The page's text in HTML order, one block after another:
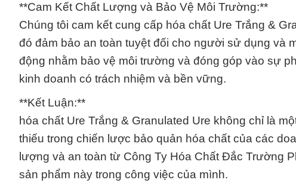
**Cam Kết Chất Lượng và Bảo Vệ Môi Trường:**
Chúng tôi cam kết cung cấp hóa chất Ure Trắng &
đó đảm bảo an toàn tuyệt đối cho người sử dụng và
động nhằm bảo vệ môi trường và đóng góp vào sự
kinh doanh có trách nhiệm và bền vững.
**Kết Luận:**
hóa chất Ure Trắng & Granulated Ure không chỉ là
thiếu trong chiến lược bảo quản hóa chất của các
lượng và an toàn từ Công Ty Hóa Chất Đắc Trường
sản phẩm này trong công việc của mình.